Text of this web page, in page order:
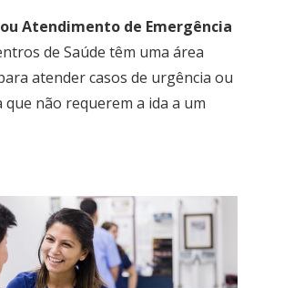
Atendimento de Emergência
de Saúde têm uma área
atender casos de urgência ou
que não requerem a ida a um